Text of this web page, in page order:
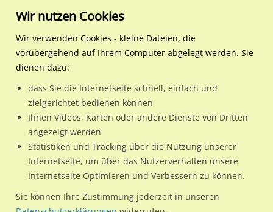
Regionale Plakatwerbung Nordrhein-Westfalen
Kamen, Stadt
Lünener Str. 238 li. quer
Lünener Str. 238 li. quer
59174 / Kamen, Stadt / Mitte
Nutze günstige Werbemöglichkeiten am Standort Lünener
Str. 238 li. querim Ortsteil Mitte)in Kamen, Stadt.
Wir erheben für jede unserer Werbeflächen individuelle und
Wir nutzen Cookies
Wir verwenden Cookies - kleine Dateien, die
vorübergehend auf Ihrem Computer abgelegt werden. Sie
dienen dazu:
dass Sie die Internetseite schnell, einfach und
zielgerichtet bedienen können
Ihnen Videos, Karten oder andere Dienste von Dritten
angezeigt werden
Statistiken und Tracking über die Nutzung unserer
Internetseite, um über das Nutzerverhalten unsere
Internetseite Optimieren und Verbessern zu können.
Sie können Ihre Zustimmung jederzeit in unseren